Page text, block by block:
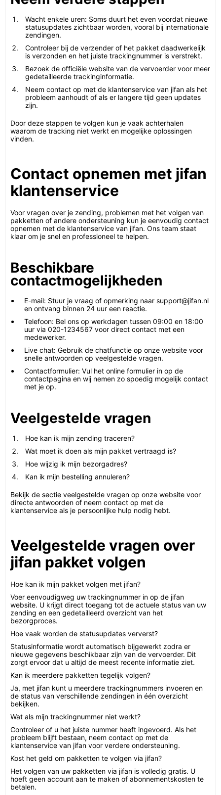
Wacht enkele uren: Soms duurt het even voordat nieuwe
statusupdates zichtbaar worden, vooral bij internationale
zendingen.
Controleer bij de verzender of het pakket daadwerkelijk
is verzonden en het juiste trackingnummer is verstrekt.
Bezoek de officiële website van de vervoerder voor meer
gedetailleerde trackinginformatie.
Neem contact op met de klantenservice van jifan als het
probleem aanhoudt of als er langere tijd geen updates
zijn.
Door deze stappen te volgen kun je vaak achterhalen
waarom de tracking niet werkt en mogelijke oplossingen
vinden.
Contact opnemen met jifan
klantenservice
Voor vragen over je zending, problemen met het volgen van
pakketten of andere ondersteuning kun je eenvoudig contact
opnemen met de klantenservice van jifan. Ons team staat
klaar om je snel en professioneel te helpen.
Beschikbare
contactmogelijkheden
E-mail: Stuur je vraag of opmerking naar support@jifan.nl
en ontvang binnen 24 uur een reactie.
Telefoon: Bel ons op werkdagen tussen 09:00 en 18:00
uur via 020-1234567 voor direct contact met een
medewerker.
Live chat: Gebruik de chatfunctie op onze website voor
snelle antwoorden op veelgestelde vragen.
Contactformulier: Vul het online formulier in op de
contactpagina en wij nemen zo spoedig mogelijk contact
met je op.
Veelgestelde vragen
Hoe kan ik mijn zending traceren?
Wat moet ik doen als mijn pakket vertraagd is?
Hoe wijzig ik mijn bezorgadres?
Kan ik mijn bestelling annuleren?
Bekijk de sectie veelgestelde vragen op onze website voor
directe antwoorden of neem contact op met de
klantenservice als je persoonlijke hulp nodig hebt.
Veelgestelde vragen over
jifan pakket volgen
Hoe kan ik mijn pakket volgen met jifan?
Voer eenvoudigweg uw trackingnummer in op de jifan
website. U krijgt direct toegang tot de actuele status van uw
zending en een gedetailleerd overzicht van het
bezorgproces.
Hoe vaak worden de statusupdates ververst?
Statusinformatie wordt automatisch bijgewerkt zodra er
nieuwe gegevens beschikbaar zijn van de vervoerder. Dit
zorgt ervoor dat u altijd de meest recente informatie ziet.
Kan ik meerdere pakketten tegelijk volgen?
Ja, met jifan kunt u meerdere trackingnummers invoeren en
de status van verschillende zendingen in één overzicht
bekijken.
Wat als mijn trackingnummer niet werkt?
Controleer of u het juiste nummer heeft ingevoerd. Als het
probleem blijft bestaan, neem contact op met de
klantenservice van jifan voor verdere ondersteuning.
Kost het geld om pakketten te volgen via jifan?
Het volgen van uw pakketten via jifan is volledig gratis. U
hoeft geen account aan te maken of abonnementskosten te
betalen.